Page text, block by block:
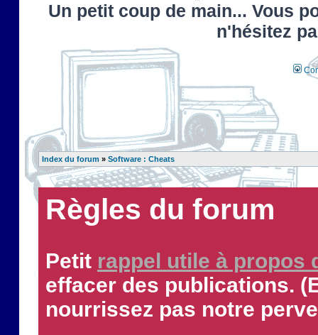
Un petit coup de main... Vous
n'hésitez
Index du forum » Software : Cheats
Règles du forum
Petit rappel utile à propos
effacer des publications.
nourrissez pas notre